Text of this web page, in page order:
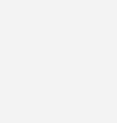
anpassen und
um den Menschen die
und Handeln zu
breitem